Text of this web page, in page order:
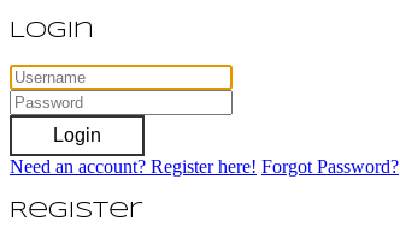
Login
Login
Need an account? Register here! Forgot Password?
Register